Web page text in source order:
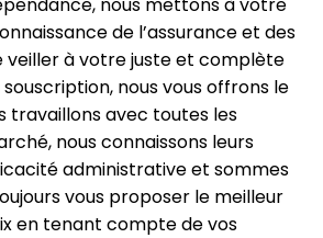
de l’assurance et des
veiller à votre juste et complète
nous vous offrons le
travaillons avec toutes les
nous connaissons leurs
administrative et sommes
vous proposer le meilleur
en tenant compte de vos